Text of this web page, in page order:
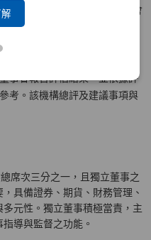
部控制及風險管理、7.董事會
統等8大項構面二十題指標內
效能。該機構及執行專家與本
11/29提出評估報告。本公司
事會報告評估結果，並依據評
考。該機構總評及建議事項與
席次三分之一，且獨立董事之
具備證券、期貨、財務管理、
元性。獨立董事積極當責，主
導與監督之功能。